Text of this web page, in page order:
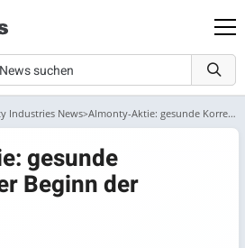
Industries News Almonty-Aktie: gesunde Korrektur oder Beginn der Schwäche?
gesunde
Beginn der